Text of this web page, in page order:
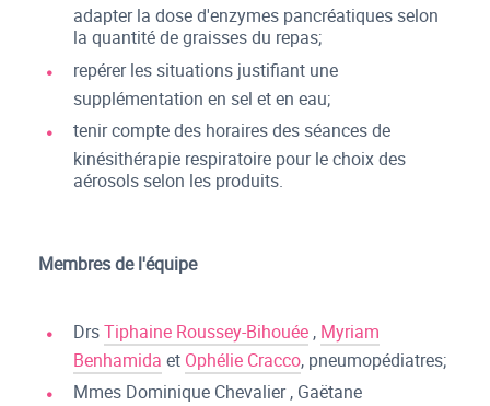
adapter la dose d'enzymes pancréatiques selon
la quantité de graisses du repas;
repérer les situations justifiant une
supplémentation en sel et en eau;
tenir compte des horaires des séances de
kinésithérapie respiratoire pour le choix des
aérosols selon les produits.
Membres de l'équipe
DrsTiphaine Roussey-Bihouée , Myriam
Benhamida et Ophélie Cracco, pneumopédiatres;
Mmes Dominique Chevalier , Gaëtane